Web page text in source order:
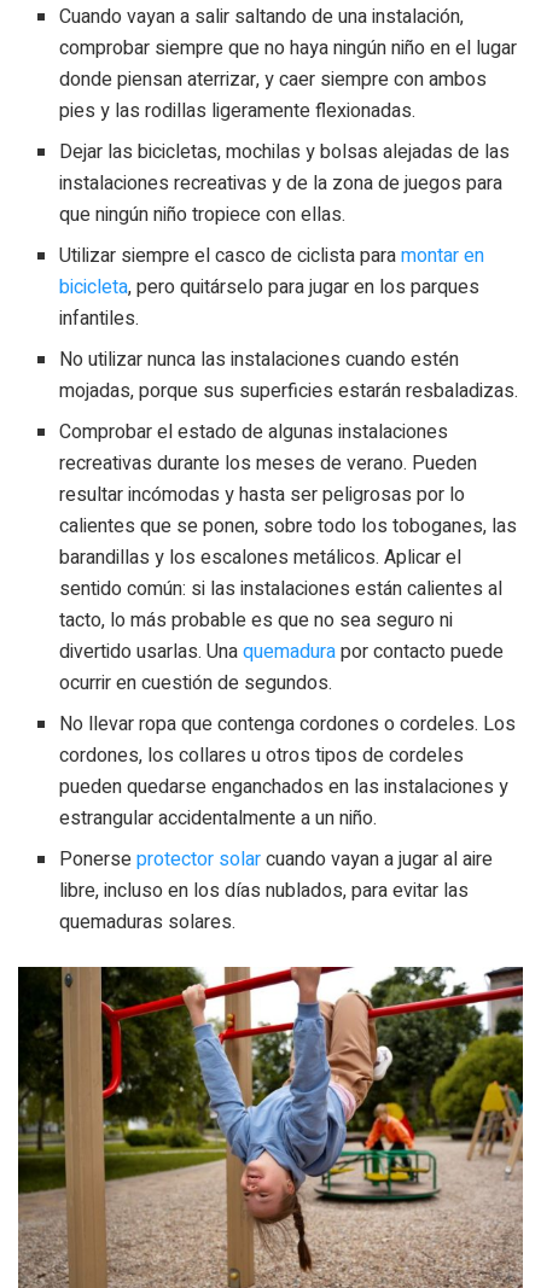
Cuando vayan a salir saltando de una instalación,
comprobar siempre que no haya ningún niño en el lugar
donde piensan aterrizar, y caer siempre con ambos
pies y las rodillas ligeramente flexionadas.
Dejar las bicicletas, mochilas y bolsas alejadas de las
instalaciones recreativas y de la zona de juegos para
que ningún niño tropiece con ellas.
Utilizar siempre el casco de ciclista paramontar en
bicicleta, pero quitárselo para jugar en los parques
infantiles.
No utilizar nunca las instalaciones cuando estén
mojadas, porque sus superficies estarán resbaladizas.
Comprobar el estado de algunas instalaciones
recreativas durante los meses de verano. Pueden
resultar incómodas y hasta ser peligrosas por lo
calientes que se ponen, sobre todo los toboganes, las
barandillas y los escalones metálicos. Aplicar el
sentido común: si las instalaciones están calientes al
tacto, lo más probable es que no sea seguro ni
divertido usarlas. Unaquemadurapor contacto puede
ocurrir en cuestión de segundos.
No llevar ropa que contenga cordones o cordeles. Los
cordones, los collares u otros tipos de cordeles
pueden quedarse enganchados en las instalaciones y
estrangular accidentalmente a un niño.
Ponerseprotector solarcuando vayan a jugar al aire
libre, incluso en los días nublados, para evitar las
quemaduras solares.